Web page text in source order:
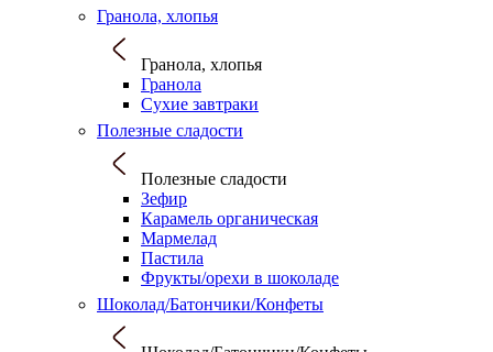
Гранола, хлопья
Гранола, хлопья
Гранола
Сухие завтраки
Полезные сладости
Полезные сладости
Зефир
Карамель органическая
Мармелад
Пастила
Фрукты/орехи в шоколаде
Шоколад/Батончики/Конфеты